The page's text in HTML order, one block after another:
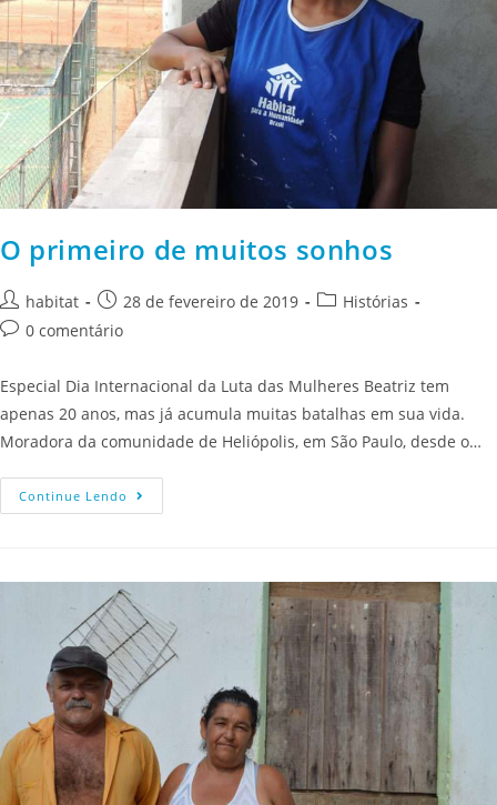
O primeiro de muitos sonhos
habitat 28 de fevereiro de 2019
Histórias
0 comentário
Especial Dia Internacional da Luta das Mulheres Beatriz tem
apenas 20 anos, mas já acumula muitas batalhas em sua vida.
Moradora da comunidade de Heliópolis, em São Paulo, desde o…
Continue Lendo